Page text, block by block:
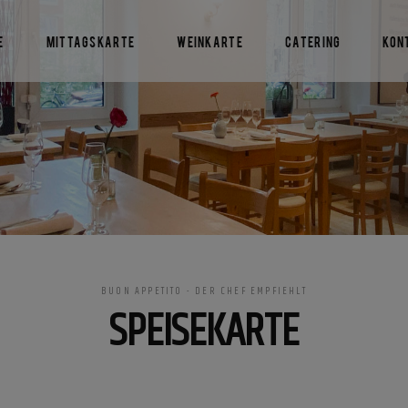
Mittagskarte Weinkarte Catering
BUON APPETITO - DER CHEF EMPFIEHLT
SPEISEKARTE